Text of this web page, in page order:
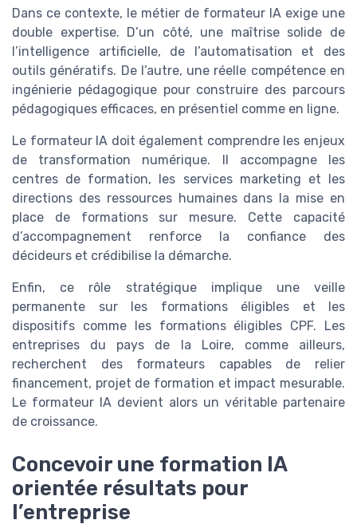
Dans ce contexte, le métier de formateur IA exige une
double expertise. D’un côté, une maîtrise solide de
l’intelligence artificielle, de l’automatisation et des
outils génératifs. De l’autre, une réelle compétence en
ingénierie pédagogique pour construire des parcours
pédagogiques efficaces, en présentiel comme en ligne.
Le formateur IA doit également comprendre les enjeux
de transformation numérique. Il accompagne les
centres de formation, les services marketing et les
directions des ressources humaines dans la mise en
place de formations sur mesure. Cette capacité
d’accompagnement renforce la confiance des
décideurs et crédibilise la démarche.
Enfin, ce rôle stratégique implique une veille
permanente sur les formations éligibles et les
dispositifs comme les formations éligibles CPF. Les
entreprises du pays de la Loire, comme ailleurs,
recherchent des formateurs capables de relier
financement, projet de formation et impact mesurable.
Le formateur IA devient alors un véritable partenaire
de croissance.
Concevoir une formation IA
orientée résultats pour
l’entreprise